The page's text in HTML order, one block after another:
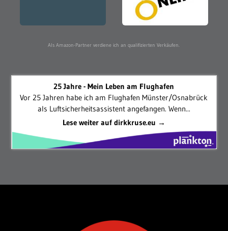
Als Amazon-Partner verdiene ich an qualifizierten Verkäufen.
25 Jahre - Mein Leben am Flughafen
Vor 25 Jahren habe ich am Flughafen Münster/Osnabrück
als Luftsicherheitsassistent angefangen. Wenn...
Lese weiter auf dirkkruse.eu →